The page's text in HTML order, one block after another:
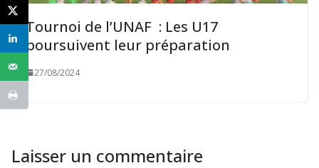
Tournoi de l’UNAF : Les U17
poursuivent leur préparation
27/08/2024
Laisser un commentaire